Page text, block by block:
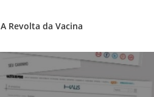
A Revolta da Vacina